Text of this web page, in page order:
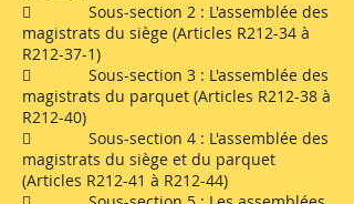
 Sous-section 2 : L'assemblée des
magistrats du siège (Articles R212-34 à
R212-37-1)
 Sous-section 3 : L'assemblée des
magistrats du parquet (Articles R212-38 à
R212-40)
 Sous-section 4 : L'assemblée des
magistrats du siège et du parquet
(Articles R212-41 à R212-44)